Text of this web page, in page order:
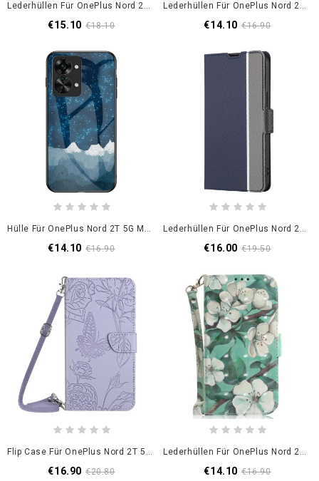
Lederhüllen Für OnePlus Nord 2T 5G Zweifarbige Kt-Lederserie Mit Riemenkartenhalter
€15.10 €18.10
Lederhüllen Für OnePlus Nord 2T 5G Mit Kordel Schmetterlinge Mit Lanyard-Kartenhalter
€14.10 €16.90
Hülle Für OnePlus Nord 2T 5G Muster Aus Gehärtetem Glas
€14.10 €16.90
Lederhüllen Für OnePlus Nord 2T 5G Zweifarbiger Lederstil
€16.00 €19.50
Flip Case Für OnePlus Nord 2T 5G Schmetterlinge Mit Schultergurt
€16.90 €20.80
Lederhüllen Für OnePlus Nord 2T 5G Mit Kordel Weiße Riemchenblumen
€14.10 €16.90